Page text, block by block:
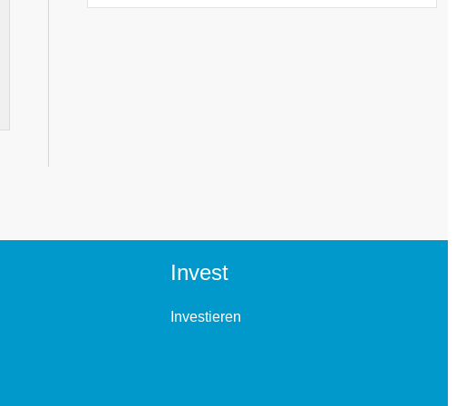
Invest
Investieren